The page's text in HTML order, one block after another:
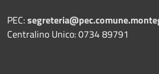
PEC:
Centralino Unico: 0734 89791